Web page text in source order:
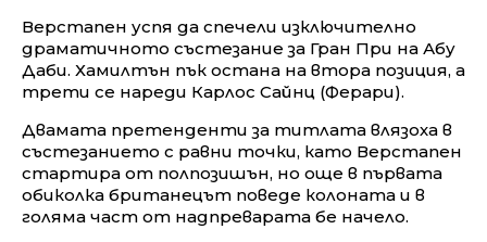
Верстапен успя да спечели изключително
драматичното състезание за Гран При на Абу
Даби. Хамилтън пък остана на втора позиция, а
трети се нареди Карлос Сайнц (Ферари).
Двамата претенденти за титлата влязоха в
състезанието с равни точки, като Верстапен
стартира от полпозишън, но още в първата
обиколка британецът поведе колоната и в
голяма част от надпреварата бе начело.